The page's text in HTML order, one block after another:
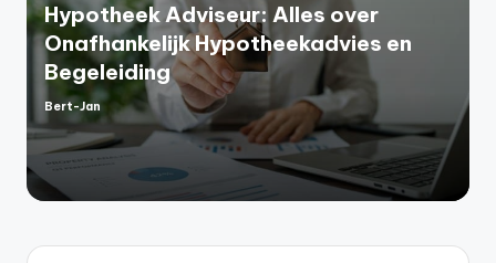
Hypotheek Adviseur: Alles over
Onafhankelijk Hypotheekadvies en
Begeleiding
Geplaatst
door
Bert-Jan